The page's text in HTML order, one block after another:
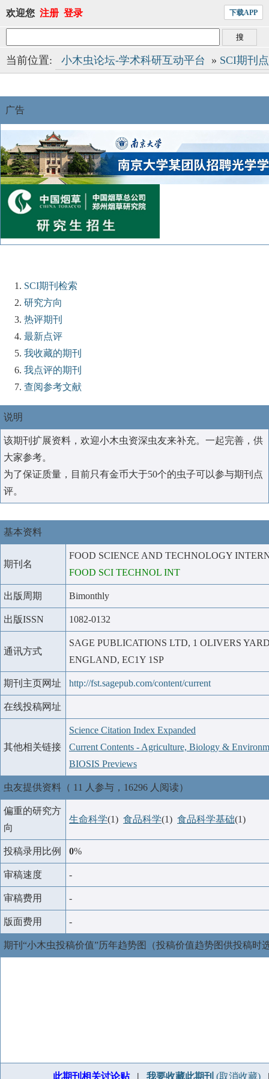
欢迎您 注册 登录 下载APP
当前位置: 小木虫论坛-学术科研互动平台 » SCI期刊
广告
SCI期刊检索
研究方向
热评期刊
最新点评
我收藏的期刊
我点评的期刊
查阅参考文献
说明
该期刊扩展资料，欢迎小木虫资深虫友来补充。一起完善，供
大家参考。
为了保证质量，目前只有金币大于50个的虫子可以参与期刊点
评。
基本资料
期刊名
FOOD SCIENCE AND TECHNOLOGY
FOOD SCI TECHNOL INT
出版周期 Bimonthly
出版ISSN 1082-0132
通讯方式
SAGE PUBLICATIONS LTD, 1 OLIVERS
ENGLAND, EC1Y 1SP
期刊主页网址 http://fst.sagepub.com/content/current
在线投稿网址
其他相关链接
Science Citation Index Expanded
Current Contents - Agriculture, Biology &
BIOSIS Previews
虫友提供资料（ 11 人参与，16296 人阅读）
偏重的研究方
向
生命科学(1) 食品科学(1) 食品科学基础(1)
投稿录用比例 0%
审稿速度 -
审稿费用 -
版面费用 -
期刊“小木虫投稿价值”历年趋势图（投稿价值趋势图供投稿时
此期刊相关讨论贴| 我要收藏此期刊 (取消收藏)